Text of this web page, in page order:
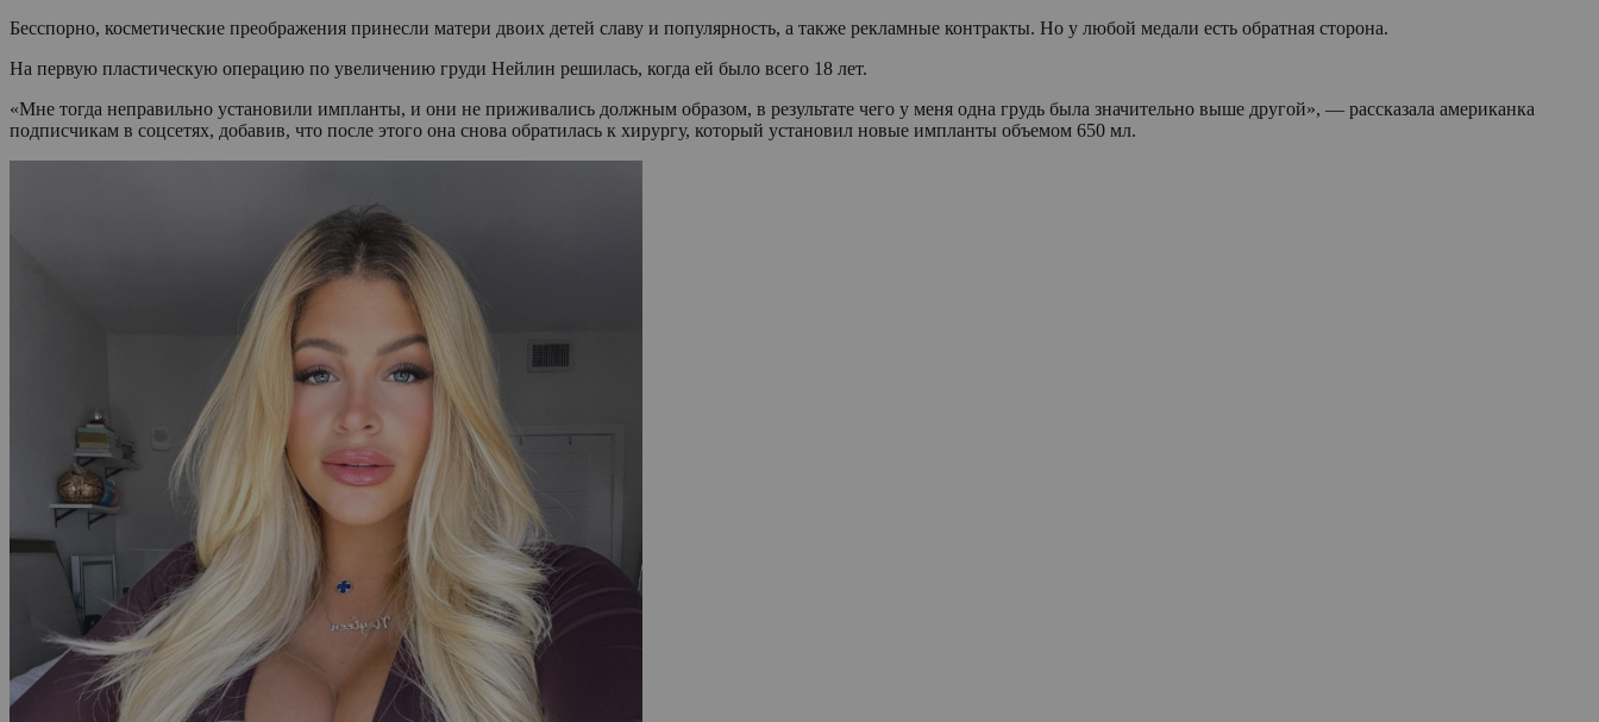
Бесспорно, косметические преображения принесли матери двоих детей славу и популярность, а также рекламные контракты. Но у любой медали есть обратная сторона.
На первую пластическую операцию по увеличению груди Нейлин решилась, когда ей было всего 18 лет.
«Мне тогда неправильно установили импланты, и они не приживались должным образом, в результате чего у меня одна грудь была значительно выше другой», — рассказала американка
подписчикам в соцсетях, добавив, что после этого она снова обратилась к хирургу, который установил новые импланты объемом 650 мл.